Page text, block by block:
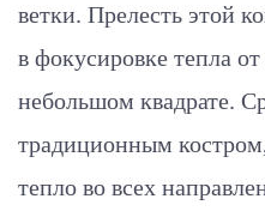
ветки. Прелесть этой
в фокусировке тепла
небольшом квадрате.
традиционным
тепло во всех